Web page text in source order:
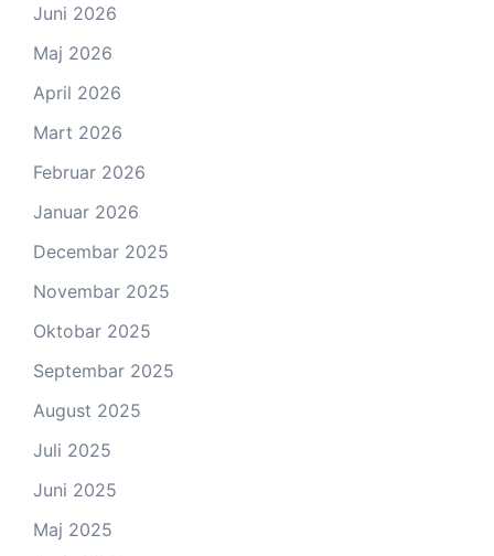
Juni 2026
Maj 2026
April 2026
Mart 2026
Februar 2026
Januar 2026
Decembar 2025
Novembar 2025
Oktobar 2025
Septembar 2025
August 2025
Juli 2025
Juni 2025
Maj 2025